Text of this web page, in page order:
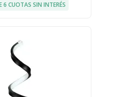
6 CUOTAS SIN INTERÉS